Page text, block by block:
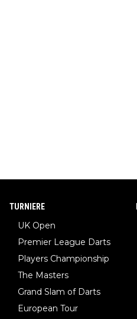
TURNIERE
UK Open
Premier League Darts
Players Championship
The Masters
Grand Slam of Darts
European Tour